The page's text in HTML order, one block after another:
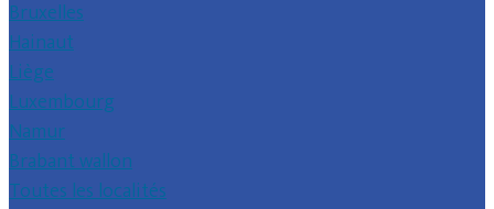
Bruxelles
Hainaut
Liège
Luxembourg
Namur
Brabant wallon
Toutes les localités